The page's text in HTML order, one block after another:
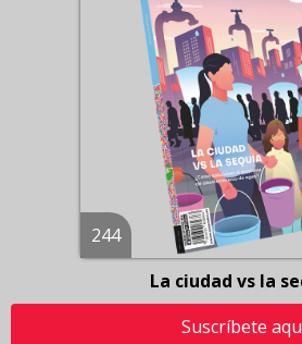
244
La ciudad vs la
Suscríbete